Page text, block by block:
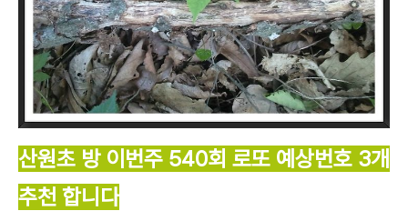
산원초 방 이번주 540회 로또 예상번호 3개
추천 합니다